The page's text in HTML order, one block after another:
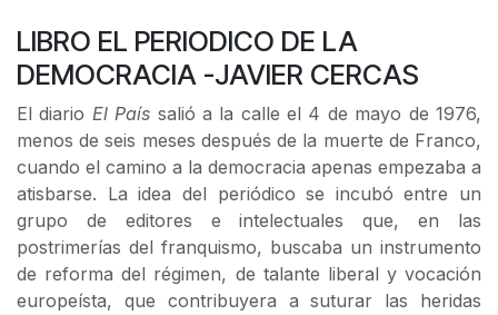
LIBRO EL PERIODICO DE LA
DEMOCRACIA -JAVIER CERCAS
El diario El País salió a la calle el 4 de mayo de 1976,
menos de seis meses después de la muerte de Franco,
cuando el camino a la democracia apenas empezaba a
atisbarse. La idea del periódico se incubó entre un
grupo de editores e intelectuales que, en las
postrimerías del franquismo, buscaba un instrumento
de reforma del régimen, de talante liberal y vocación
europeísta, que contribuyera a suturar las heridas